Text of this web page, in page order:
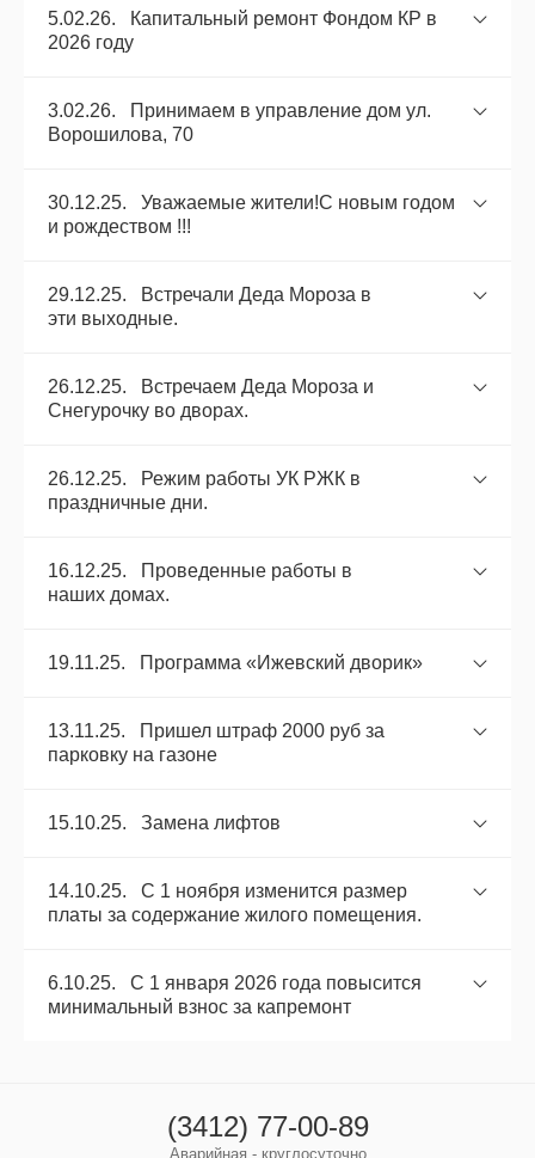
5.02.26. Капитальный ремонт Фондом КР в
2026 году
3.02.26. Принимаем в управление дом ул.
Ворошилова, 70
30.12.25. Уважаемые жители!С новым годом
и рождеством !!!
29.12.25. Встречали Деда Мороза в
эти выходные.
26.12.25. Встречаем Деда Мороза и
Снегурочку во дворах.
26.12.25. Режим работы УК РЖК в
праздничные дни.
16.12.25. Проведенные работы в
наших домах.
19.11.25. Программа «Ижевский дворик»
13.11.25. Пришел штраф 2000 руб за
парковку на газоне
15.10.25. Замена лифтов
14.10.25. С 1 ноября изменится размер
платы за содержание жилого помещения.
6.10.25. С 1 января 2026 года повысится
минимальный взнос за капремонт
(3412) 77-00-89
Аварийная - круглосуточно